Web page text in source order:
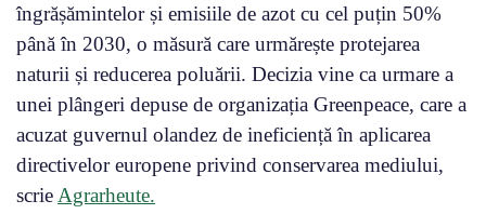
îngrășămintelor și emisiile de azot cu cel puțin 50%
până în 2030, o măsură care urmărește protejarea
naturii și reducerea poluării. Decizia vine ca urmare a
unei plângeri depuse de organizația Greenpeace, care a
acuzat guvernul olandez de ineficiență în aplicarea
directivelor europene privind conservarea mediului,
scrie Agrarheute.